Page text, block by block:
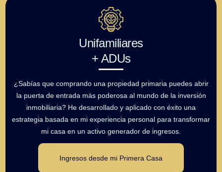
Unifamiliares
+ ADUs
¿Sabías que comprando una propiedad primaria puedes abrir
la puerta de entrada más poderosa al mundo de la inversión
inmobiliaria? He desarrollado y aplicado con éxito una
estrategia basada en mi experiencia personal para transformar
mi casa en un activo generador de ingresos.
Ingresos desde mi Primera Casa